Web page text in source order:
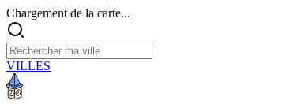
Chargement de la carte...
VILLES